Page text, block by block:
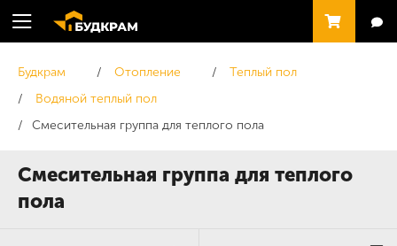
Смесительная группа для теплого
пола
Будкрам Отопление
Теплый пол
Водяной теплый пол
Смесительная группа для теплого пола